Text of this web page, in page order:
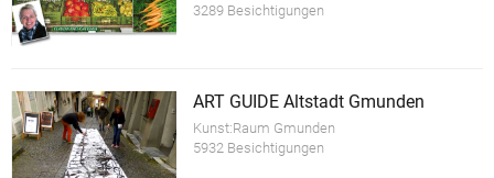
3289 Besichtigungen
ART GUIDE Altstadt Gmunden
Kunst:Raum Gmunden
5932 Besichtigungen